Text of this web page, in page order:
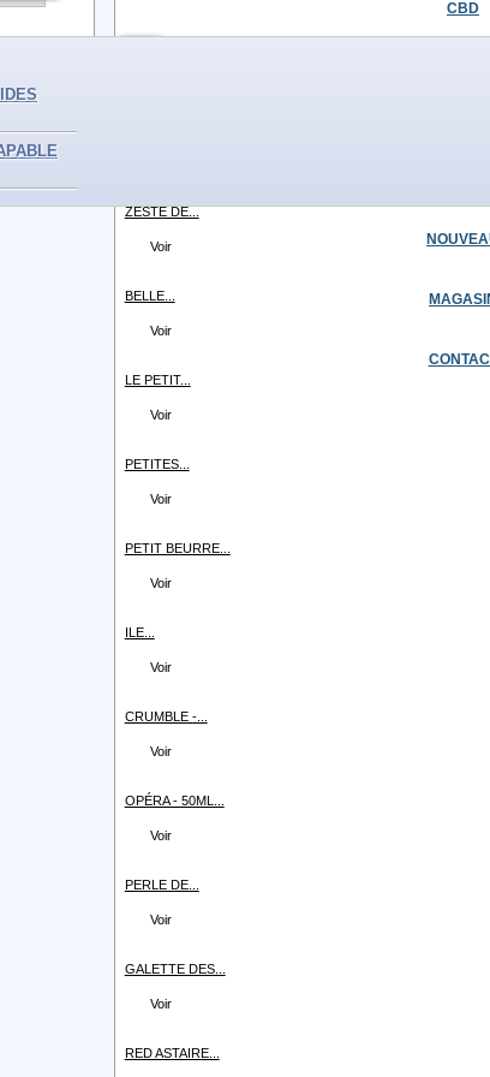
CBD
ZESTE DE...
Voir
BELLE...
Voir
LE PETIT...
Voir
PETITES...
Voir
PETIT BEURRE...
Voir
ILE...
Voir
CRUMBLE -...
Voir
OPÉRA - 50ML...
Voir
PERLE DE...
Voir
GALETTE DES...
Voir
RED ASTAIRE...